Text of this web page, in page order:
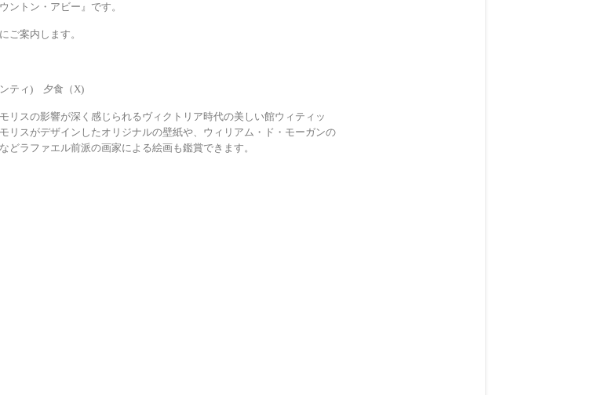
ントン・アビー』です。
ご案内します。
ティ) 夕食（X)
スの影響が深く感じられるヴィクトリア時代の美しい館ウィティッ
リスがデザインしたオリジナルの壁紙や、ウィリアム・ド・モーガンの
どラファエル前派の画家による絵画も鑑賞できます。